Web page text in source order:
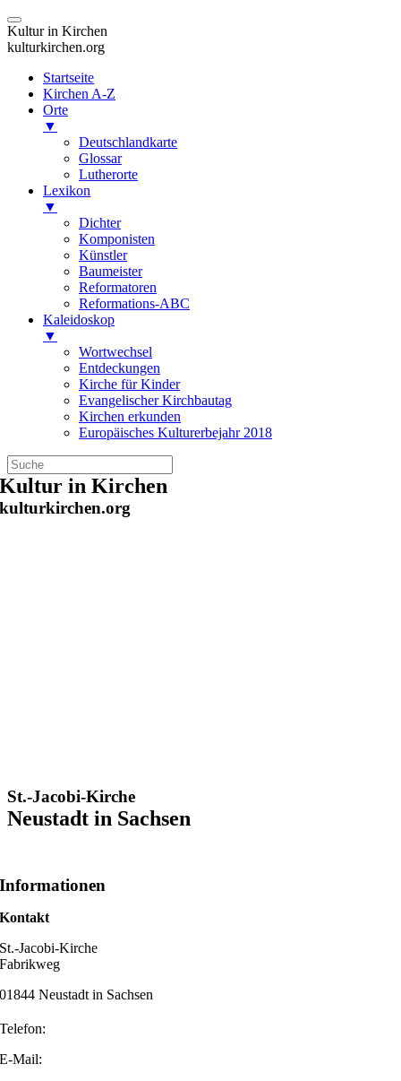
Kultur in Kirchen
kulturkirchen.org
Startseite
Kirchen A-Z
Orte
▼
Deutschlandkarte
Glossar
Lutherorte
Lexikon
▼
Dichter
Komponisten
Künstler
Baumeister
Reformatoren
Reformations-ABC
Kaleidoskop
▼
Wortwechsel
Entdeckungen
Kirche für Kinder
Evangelischer Kirchbautag
Kirchen erkunden
Europäisches Kulturerbejahr 2018
Zum
Inhalt
springen
Kultur in Kirchen
kulturkirchen.org
St.-Jacobi-Kirche
Neustadt in Sachsen
Informationen
Kontakt
St.-Jacobi-Kirche
Fabrikweg
01844 Neustadt in Sachsen
Telefon:
E-Mail: